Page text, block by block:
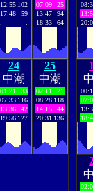
12:55 102
17:48
59
07:09
25
13:47
94
18:33
64
24
中潮
01:21
33
07:33 116
13:36
42
19:56 127
25
中潮
02:11
21
08:28 118
14:15
44
20:31 136